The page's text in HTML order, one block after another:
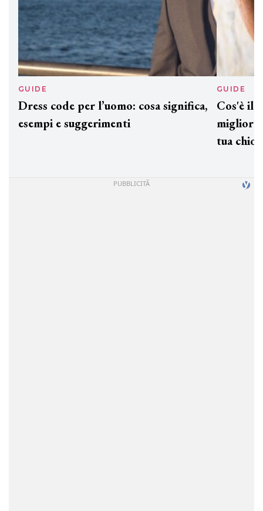
GUIDE
Dress code per l’uomo: cosa significa,
esempi e suggerimenti
GUIDE
tua